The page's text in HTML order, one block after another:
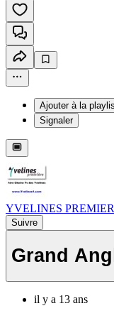
Ajouter à la
Signaler
YVELINES
Suivre
Grand
il y a 13 ans